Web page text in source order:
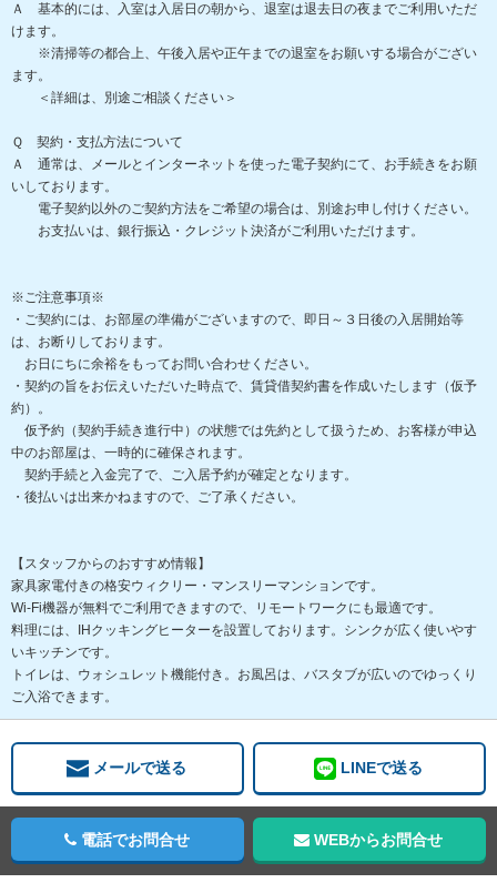
Ａ 基本的には、入室は入居日の朝から、退室は退去日の夜までご利用いただ
けます。
※清掃等の都合上、午後入居や正午までの退室をお願いする場合がござい
ます。
＜詳細は、別途ご相談ください＞
Ｑ 契約・支払方法について
Ａ 通常は、メールとインターネットを使った電子契約にて、お手続きをお願
いしております。
電子契約以外のご契約方法をご希望の場合は、別途お申し付けください。
お支払いは、銀行振込・クレジット決済がご利用いただけます。
※ご注意事項※
・ご契約には、お部屋の準備がございますので、即日～３日後の入居開始等
は、お断りしております。
お日にちに余裕をもってお問い合わせください。
・契約の旨をお伝えいただいた時点で、賃貸借契約書を作成いたします（仮予
約）。
仮予約（契約手続き進行中）の状態では先約として扱うため、お客様が申込
中のお部屋は、一時的に確保されます。
契約手続と入金完了で、ご入居予約が確定となります。
・後払いは出来かねますので、ご了承ください。
【スタッフからのおすすめ情報】
家具家電付きの格安ウィクリー・マンスリーマンションです。
Wi-Fi機器が無料でご利用できますので、リモートワークにも最適です。
料理には、IHクッキングヒーターを設置しております。シンクが広く使いやす
いキッチンです。
トイレは、ウォシュレット機能付き。お風呂は、バスタブが広いのでゆっくり
ご入浴できます。
メールで送る LINEで送る
電話でお問合せ WEBからお問合せ